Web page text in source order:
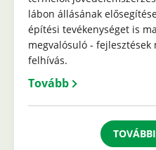
lábon állásának
építési tevékenységet is
megvalósuló -
felhívás.
Tovább